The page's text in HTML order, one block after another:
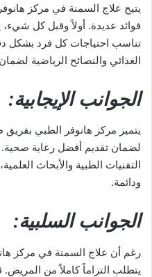
يتيح علاج السمنة في مركز
فوائد عديدة. أولاً وقبل كل
تناسب احتياجات كل فرد بشكل
الغذائي والنصائح الرياضية
الجوانب الإيجابية:
يتميز مركز هانوفر الطبي
لضمان تقديم أفضل رعاية صحية.
التقنيات الطبية والأبحاث
ودائمة.
الجوانب السلبية:
رغم أن علاج السمنة في مركز
يتطلب التزاماً كاملاً من